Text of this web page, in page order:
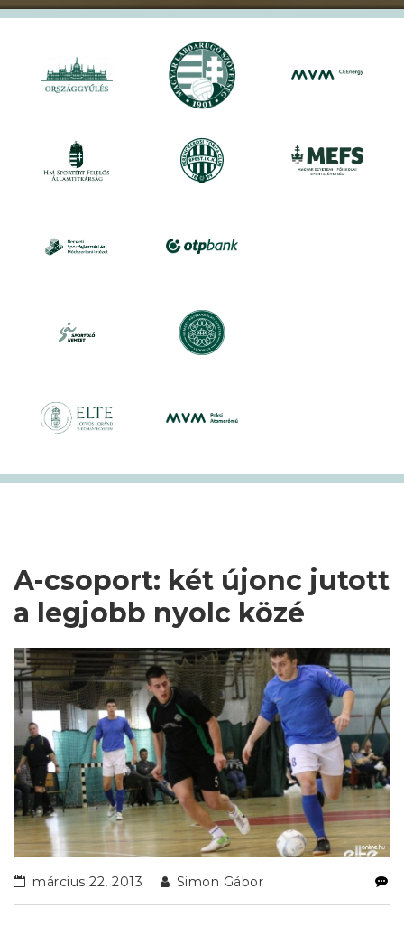
A-csoport: két újonc jutott
a legjobb nyolc közé
március 22, 2013 Simon Gábor